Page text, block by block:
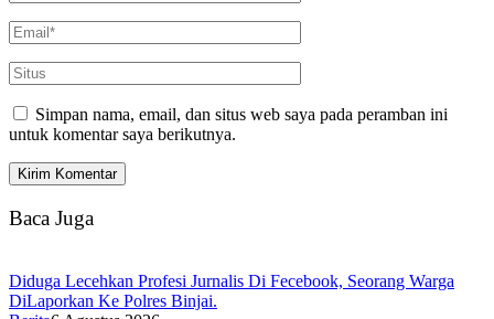
Simpan nama, email, dan situs web saya pada peramban ini
untuk komentar saya berikutnya.
Baca Juga
Diduga Lecehkan Profesi Jurnalis Di Fecebook, Seorang Warga
DiLaporkan Ke Polres Binjai.